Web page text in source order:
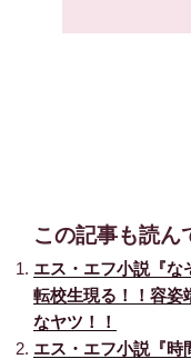
この記事も読ん
エス・エフ小説『
転校生現る！！容姿
なヤツ！！
エス・エフ小説『時